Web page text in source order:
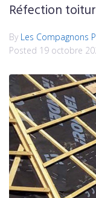
Réfection
By Les Compagnons
Posted 19 octobre